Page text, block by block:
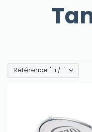
Référence ' +/-'